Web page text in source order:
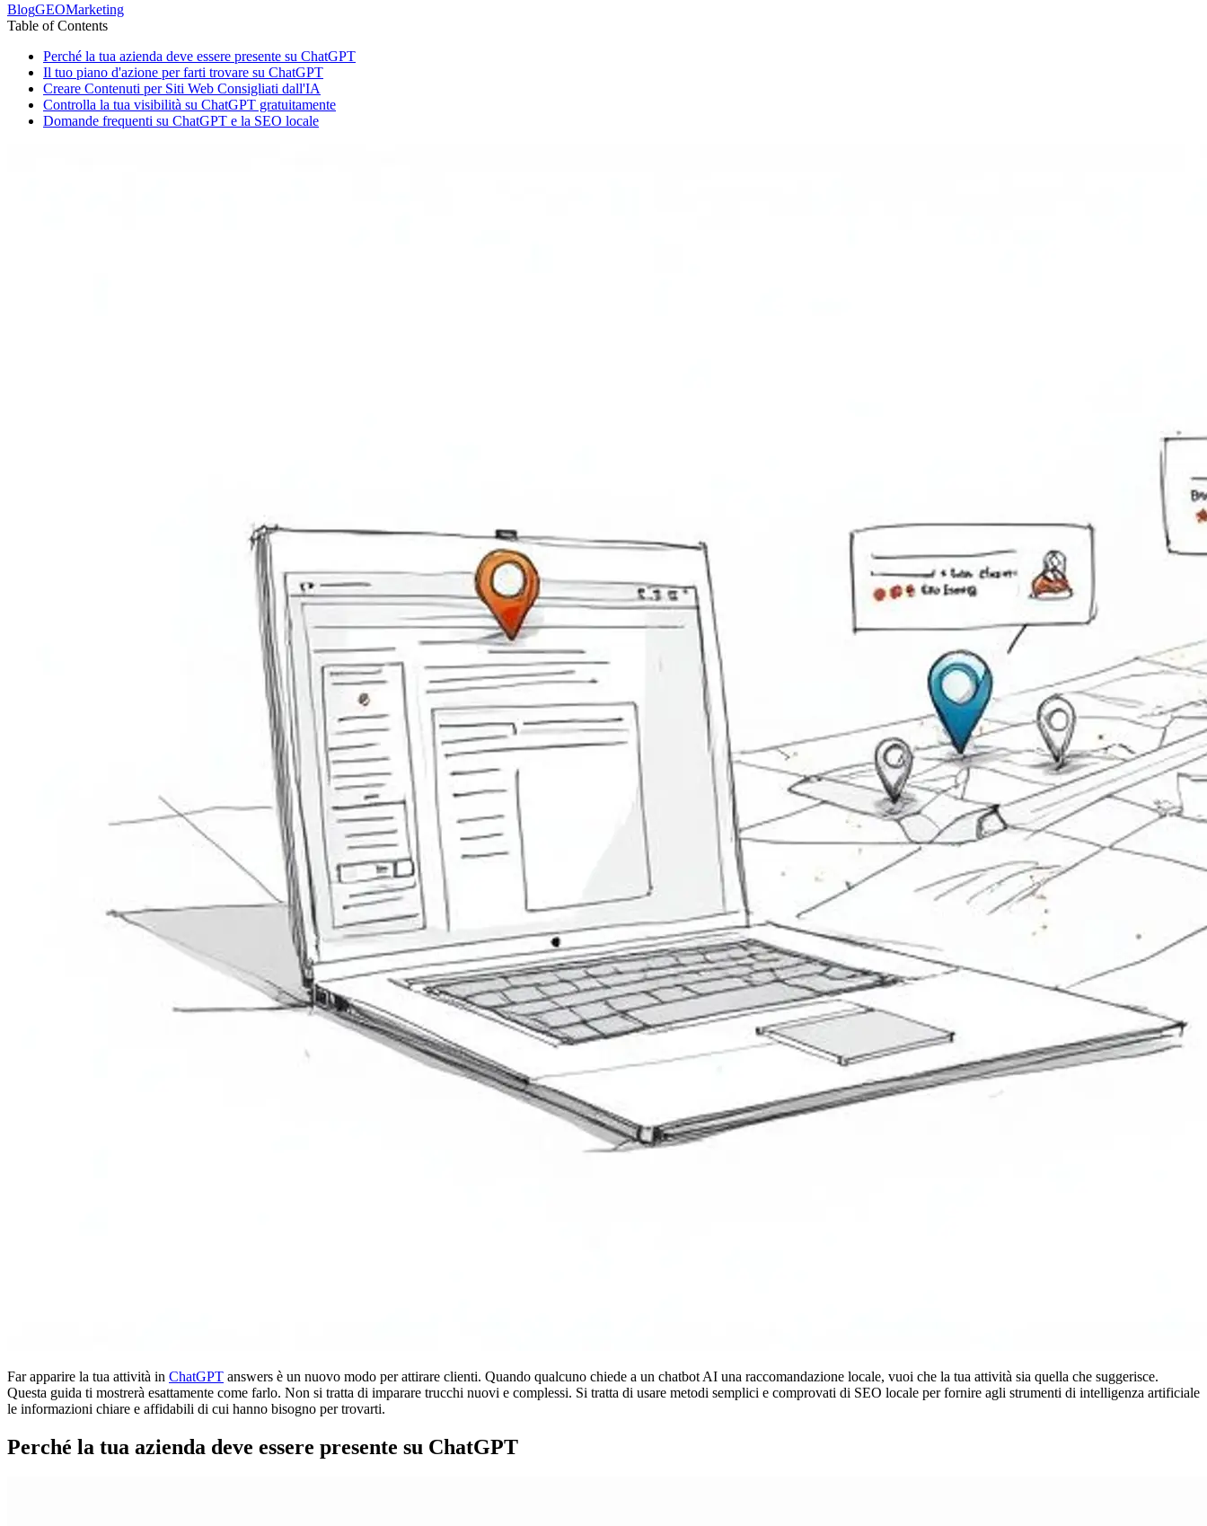
BlogGEOMarketing
Table of Contents
Perché la tua azienda deve essere presente su ChatGPT
Il tuo piano d'azione per farti trovare su ChatGPT
Creare Contenuti per Siti Web Consigliati dall'IA
Controlla la tua visibilità su ChatGPT gratuitamente
Domande frequenti su ChatGPT e la SEO locale
Far apparire la tua attività in ChatGPT answers è un nuovo modo per attirare clienti. Quando qualcuno chiede a un chatbot AI una raccomandazione locale, vuoi che la tua attività sia quella che suggerisce.
Questa guida ti mostrerà esattamente come farlo. Non si tratta di imparare trucchi nuovi e complessi. Si tratta di usare metodi semplici e comprovati di SEO locale per fornire agli strumenti di intelligenza artificiale
le informazioni chiare e affidabili di cui hanno bisogno per trovarti.
Perché la tua azienda deve essere presente su ChatGPT